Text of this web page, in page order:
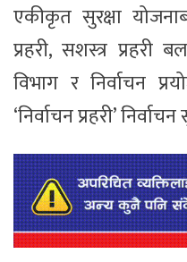
एकीकृत सुरक्षा
प्रहरी, सशस्त्र प्रहरी
विभाग र निर्वाचन
‘निर्वाचन प्रहरी’